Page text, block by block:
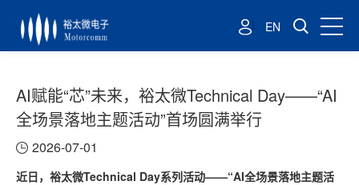
EN
AI赋能“芯”未来，裕太微Technical Day——“AI
全场景落地主题活动”首场圆满举行
2026-07-01
近日，裕太微Technical Day系列活动——“AI全场景落地主题活